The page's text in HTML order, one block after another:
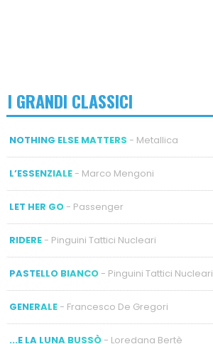
I GRANDI CLASSICI
NOTHING ELSE MATTERS - Metallica
L’ESSENZIALE- Marco Mengoni
LET HER GO- Passenger
RIDERE- Pinguini Tattici Nucleari
PASTELLO BIANCO- Pinguini Tattici Nucleari
GENERALE- Francesco De Gregori
...E LA LUNA BUSSÒ- Loredana Bertè